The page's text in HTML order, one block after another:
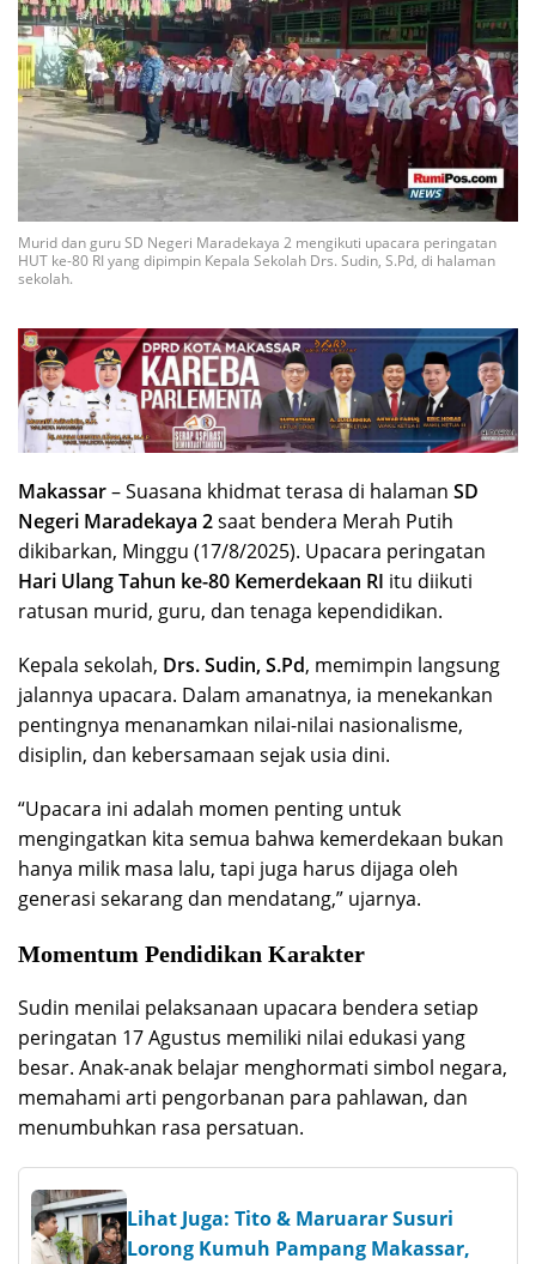
Murid dan guru SD Negeri Maradekaya 2 mengikuti upacara peringatan
HUT ke-80 RI yang dipimpin Kepala Sekolah Drs. Sudin, S.Pd, di halaman
sekolah.
Makassar– Suasana khidmat terasa di halaman SD
Negeri Maradekaya 2saat bendera Merah Putih
dikibarkan, Minggu (17/8/2025). Upacara peringatan
Hari Ulang Tahun ke-80 Kemerdekaan RI itu diikuti
ratusan murid, guru, dan tenaga kependidikan.
Kepala sekolah, Drs. Sudin, S.Pd, memimpin langsung
jalannya upacara. Dalam amanatnya, ia menekankan
pentingnya menanamkan nilai-nilai nasionalisme,
disiplin, dan kebersamaan sejak usia dini.
“Upacara ini adalah momen penting untuk
mengingatkan kita semua bahwa kemerdekaan bukan
hanya milik masa lalu, tapi juga harus dijaga oleh
generasi sekarang dan mendatang,” ujarnya.
Momentum Pendidikan Karakter
Sudin menilai pelaksanaan upacara bendera setiap
peringatan 17 Agustus memiliki nilai edukasi yang
besar. Anak-anak belajar menghormati simbol negara,
memahami arti pengorbanan para pahlawan, dan
menumbuhkan rasa persatuan.
Lihat Juga: Tito & Maruarar Susuri
Lorong Kumuh Pampang Makassar,